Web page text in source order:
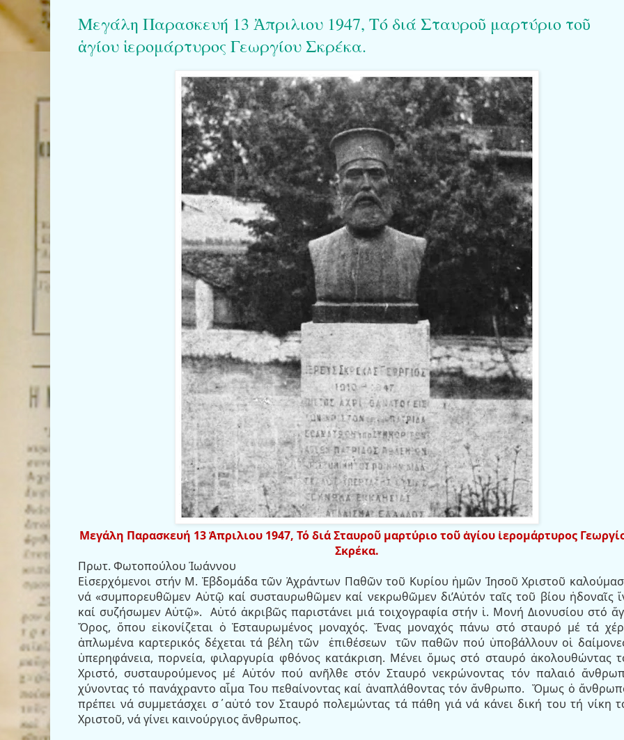
Μεγάλη Παρασκευή 13 Ἀπριλιου 1947, Τό διά Σταυροῦ μαρτύριο τοῦ
ἁγίου ἱερομάρτυρος Γεωργίου Σκρέκα.
Μεγάλη Παρασκευή 13 Ἀπριλιου 1947, Τό διά Σταυροῦ μαρτύριο τοῦ ἁγίου ἱερομάρτυρος
Σκρέκα.
Πρωτ. Φωτοπούλου Ἰωάννου
Εἰσερχόμενοι στήν Μ. Ἑβδομάδα τῶν Ἀχράντων Παθῶν τοῦ Κυρίου ἡμῶν Ἰησοῦ Χριστοῦ
νά «συμπορευθῶμεν Αὐτῷ καί συσταυρωθῶμεν καί νεκρωθῶμεν δι’Αὐτόν ταῖς τοῦ βίου ἡδοναῖς
καί συζήσωμεν Αὐτῷ». Αὐτό ἀκριβῶς παριστάνει μιά τοιχογραφία στήν ἱ. Μονή Διονυσίου στό
Ὄρος, ὅπου εἰκονίζεται ὁ Ἑσταυρωμένος μοναχός. Ἕνας μοναχός πάνω στό σταυρό μέ τά
ἁπλωμένα καρτερικός δέχεται τά βέλη τῶν
ἐπιθέσεων
τῶν παθῶν πού ὑποβάλλουν οἱ
ὑπερηφάνεια, πορνεία, φιλαργυρία φθόνος κατάκριση. Μένει ὅμως στό σταυρό ἀκολουθώντας
Χριστό, συσταυρούμενος μέ Αὐτόν πού ανῆλθε στόν Σταυρό νεκρώνοντας τόν παλαιό
χύνοντας τό πανάχραντο αἷμα Του πεθαίνοντας καί ἀναπλάθοντας τόν ἄνθρωπο. Ὅμως ὁ
πρέπει νά συμμετάσχει σ΄αὐτό τον Σταυρό πολεμώντας τά πάθη γιά νά κάνει δική του τή νίκη
Χριστοῦ, νά γίνει καινούργιος ἄνθρωπος.